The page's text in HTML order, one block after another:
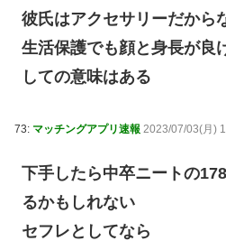
彼氏はアクセサリーだから
生活保護でも顔と身長が良
しての意味はある
73: マッチングアプリ速報 2023/07/03(月)
下手したら中卒ニートの
るかもしれない
セフレとしてなら